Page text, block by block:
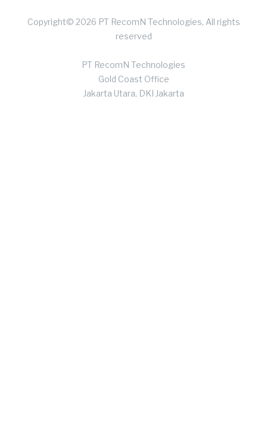
Copyright© 2026 PT RecomN Technologies, All rights
reserved
PT RecomN Technologies
Gold Coast Office
Jakarta Utara, DKI Jakarta